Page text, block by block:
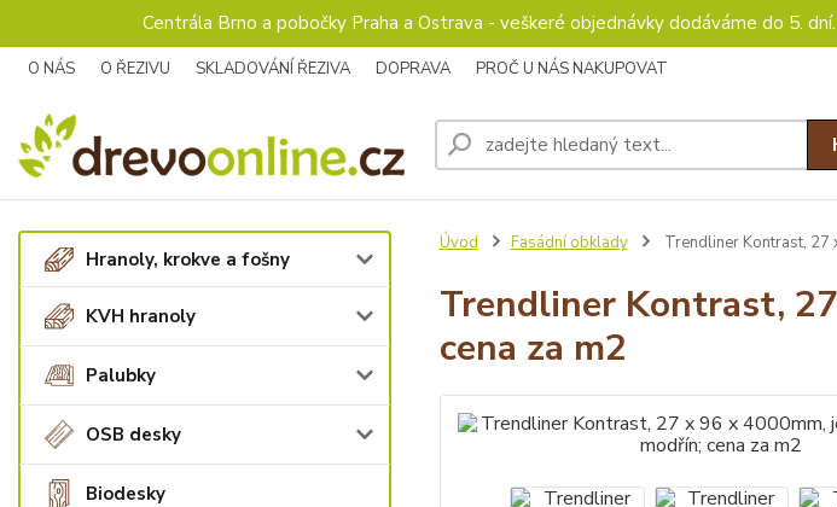
Centrála Brno a pobočky Praha a Ostrava - veškeré objednávky dodáváme do 5.
O NÁS O ŘEZIVU SKLADOVÁNÍ ŘEZIVA DOPRAVA PROČ U NÁS NAKUPOVAT
Hranoly, krokve a fošny
KVH hranoly
Palubky
OSB desky
Biodesky
Úvod Fasádní obklady Trendliner Kontrast, 27
Trendliner Kontrast,
cena za m2